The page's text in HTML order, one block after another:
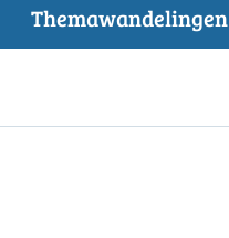
Themawandelingen